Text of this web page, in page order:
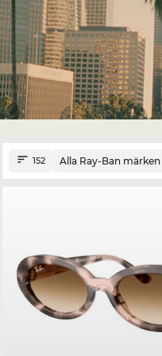
152 Alla Ray-Ban märken